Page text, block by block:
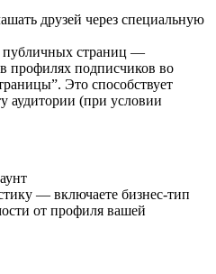
друзей через специальную
публичных страниц —
профилях подписчиков во
Это способствует
аудитории (при условии
— включаете бизнес-тип
от профиля вашей